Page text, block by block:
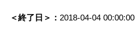
＜終了日＞： 2018-04-04 00:00:00